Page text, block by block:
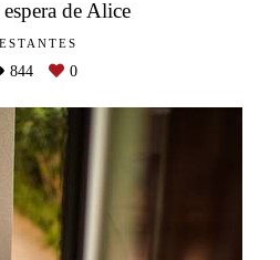
de Alice
844 0